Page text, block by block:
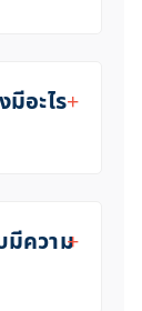
อะไร
มีความ